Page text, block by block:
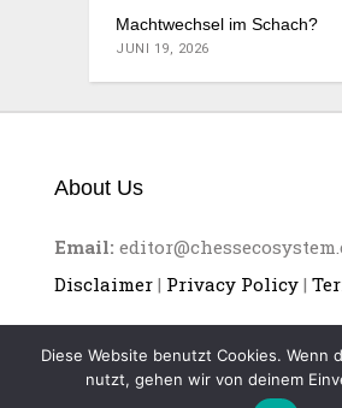
Machtwechsel im Schach?
JUNI 19, 2026
About Us
Email:
Disclaimer | Privacy Policy |
Diese Website benutzt Cookies. Wenn
nutzt, gehen wir von deinem